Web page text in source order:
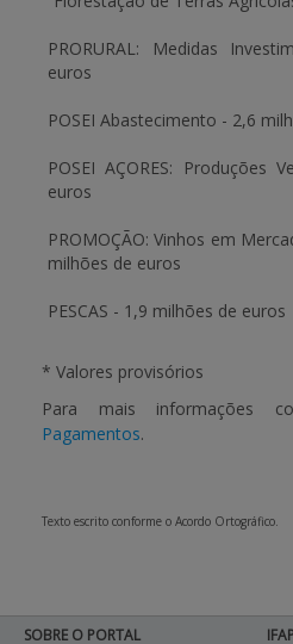
PRORURAL: Medidas
euros
POSEI Abastecimento - 2,6
POSEI AÇORES: Produções
euros
PROMOÇÃO:Vinhos em
milhões de euros
PESCAS - 1,9 milhões de euros
* Valores provisórios
Para mais informações
Pagamentos.
Texto escrito conforme o Acordo Ortográfico.
SOBRE O PORTAL